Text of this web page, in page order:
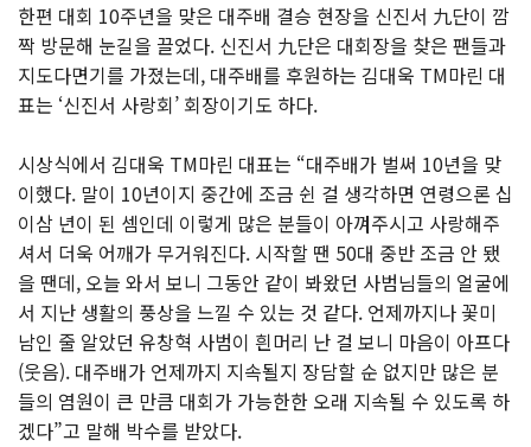
한편 대회 10주년을 맞은 대주배 결승 현장을 신진서 九단이 깜
짝 방문해 눈길을 끌었다. 신진서 九단은 대회장을 찾은 팬들과
지도다면기를 가졌는데, 대주배를 후원하는 김대욱 TM마린 대
표는 ‘신진서 사랑회’ 회장이기도 하다.
시상식에서 김대욱 TM마린 대표는 “대주배가 벌써 10년을 맞
이했다. 말이 10년이지 중간에 조금 쉰 걸 생각하면 연령으론 십
이삼 년이 된 셈인데 이렇게 많은 분들이 아껴주시고 사랑해주
셔서 더욱 어깨가 무거워진다. 시작할 땐 50대 중반 조금 안 됐
을 땐데, 오늘 와서 보니 그동안 같이 봐왔던 사범님들의 얼굴에
서 지난 생활의 풍상을 느낄 수 있는 것 같다. 언제까지나 꽃미
남인 줄 알았던 유창혁 사범이 흰머리 난 걸 보니 마음이 아프다
(웃음). 대주배가 언제까지 지속될지 장담할 순 없지만 많은 분
들의 염원이 큰 만큼 대회가 가능한한 오래 지속될 수 있도록 하
겠다”고 말해 박수를 받았다.